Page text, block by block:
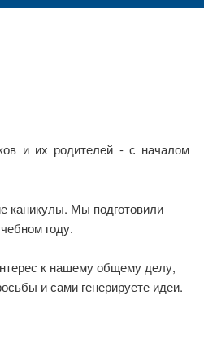
и их родителей - с началом
каникулы. Мы подготовили
году.
к нашему общему делу,
и сами генерируете идеи.